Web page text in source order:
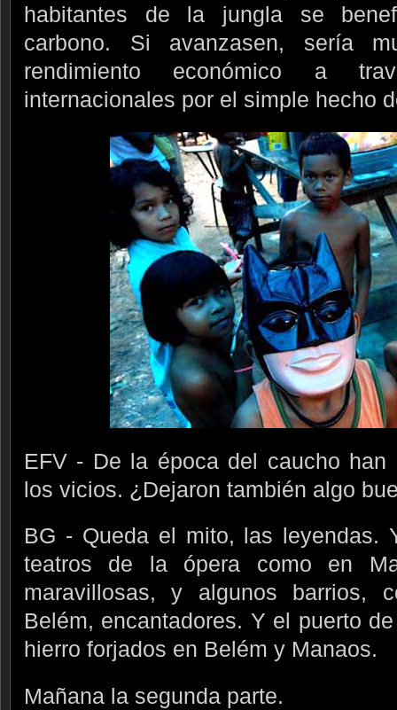
habitantes de la jungla se
carbono. Si avanzasen, sería
rendimiento económico a
internacionales por el simple hecho
EFV - De la época del caucho han
los vicios. ¿Dejaron también algo
BG - Queda el mito, las leyendas.
teatros de la ópera como en
maravillosas, y algunos barrios,
Belém, encantadores. Y el puerto
hierro forjados en Belém y Manaos.
Mañana la segunda parte.